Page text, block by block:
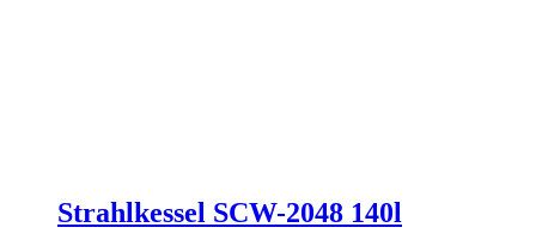
Strahlkessel SCW-2048 140l